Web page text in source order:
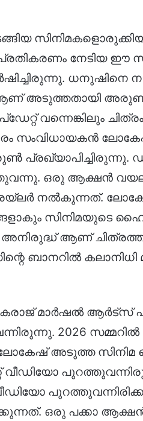
നേടിയ ഈ
ധനുഷിനെ
അടുത്തതായി അരുൺ
വന്നെങ്കിലും ചിത്രം
സംവിധായകൻ
പ്രഖ്യാപിച്ചിരുന്നു.
ഒരു ആക്ഷൻ
നൽകുന്നത്.
സിനിമയുടെ
ആണ്
ബാനറിൽ
മാര്‍ഷല്‍ ആർട്സ്
2026 സമ്മറിൽ
അടുത്ത സിനിമ
ഒരു പക്കാ